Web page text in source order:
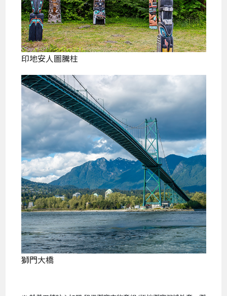
印地安人圖騰柱
獅門大橋